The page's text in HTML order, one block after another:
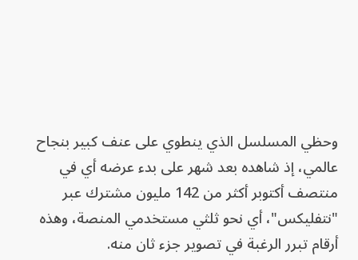
وحظي المسلسل الذي ينطوي على عنف كبير بنجاح
عالمي، إذ شاهده بعد شهر على بدء عرضه أي في
منتصف أكتوبر أكثر من 142 مليون مشترك عبر
"نتفليكس"، أي نحو ثلثي مستخدمي المنصة، وهذه
أرقام تبرر الرغبة في تصوير جزء ثان منه.